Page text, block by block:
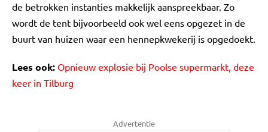
de betrokken instanties makkelijk aanspreekbaar. Zo
wordt de tent bijvoorbeeld ook wel eens opgezet in de
buurt van huizen waar een hennepkwekerij is opgedoekt.
Lees ook: Opnieuw explosie bij Poolse supermarkt, deze
keer in Tilburg
Advertentie